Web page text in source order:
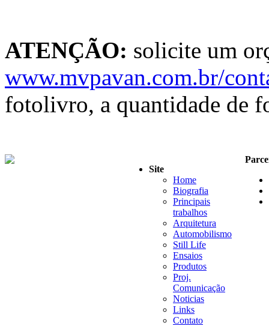
ATENÇÃO: solicite um
www.mvpavan.com.br/
fotolivro, a quantidade de
Site
Home
Biografia
Principais
trabalhos
Arquitetura
Automobilismo
Still Life
Ensaios
Produtos
Proj.
Comunicação
Noticias
Links
Contato